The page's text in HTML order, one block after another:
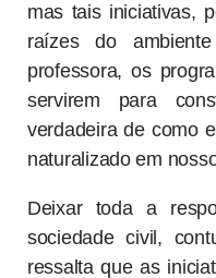
mas tais iniciativas,
raízes do
professora, os
servirem para
verdadeira de como
naturalizado em
Deixar toda a
sociedade civil,
ressalta que as